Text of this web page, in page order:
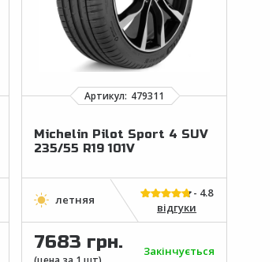
Michelin Pilot Sport 4 SUV
235/55 R19 101V
відгуки
7683 грн. Закінчується